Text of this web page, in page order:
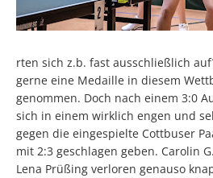
rten sich z.b. fast ausschließlich
gerne eine Medaille in diesem
genommen. Doch nach einem 3:0
sich in einem wirklich engen und
gegen die eingespielte Cottbuser
mit 2:3 geschlagen geben. Carolin
Lena Prüßing verloren genauso